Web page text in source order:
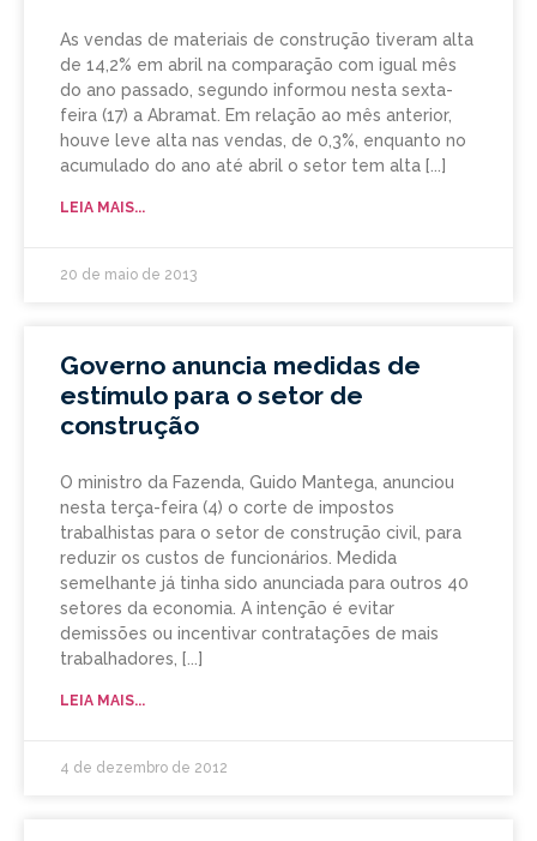
As vendas de materiais de construção tiveram alta
de 14,2% em abril na comparação com igual mês
do ano passado, segundo informou nesta sexta-
feira (17) a Abramat. Em relação ao mês anterior,
houve leve alta nas vendas, de 0,3%, enquanto no
acumulado do ano até abril o setor tem alta
LEIA MAIS...
20 de maio de 2013
Governo anuncia medidas de
estímulo para o setor de
construção
O ministro da Fazenda, Guido Mantega, anunciou
nesta terça-feira (4) o corte de impostos
trabalhistas para o setor de construção civil, para
reduzir os custos de funcionários. Medida
semelhante já tinha sido anunciada para outros 40
setores da economia. A intenção é evitar
demissões ou incentivar contratações de mais
trabalhadores,
LEIA MAIS...
4 de dezembro de 2012